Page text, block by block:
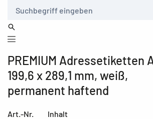
PREMIUM Adressetiketten
199,6 x 289,1 mm, weiß,
permanent haftend
Art.-Nr.
Inhalt